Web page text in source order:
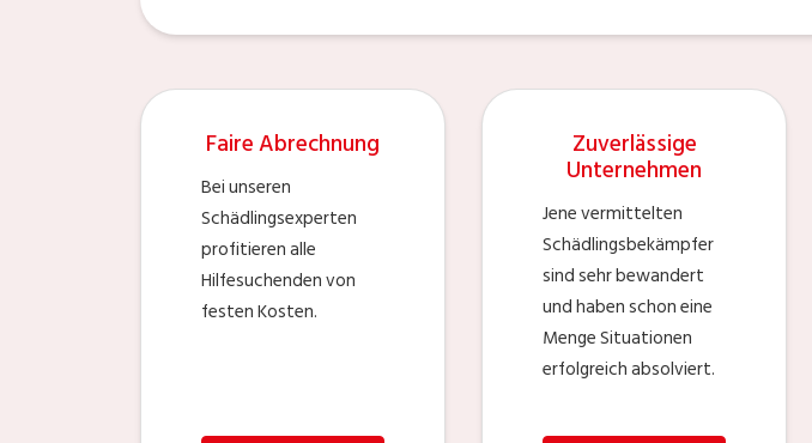
Faire Abrechnung
Bei unseren
Schädlingsexperten
profitieren alle
Hilfesuchenden von
festen Kosten.
Zuverlässige
Unternehmen
Jene vermittelten
Schädlingsbekämpfer
sind sehr bewandert
und haben schon eine
Menge Situationen
erfolgreich absolviert.